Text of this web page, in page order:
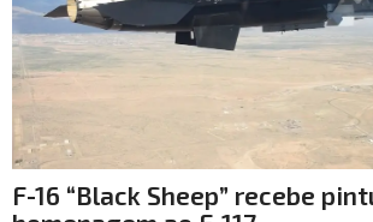
F-16 “Black Sheep” recebe